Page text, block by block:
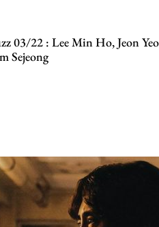
03/22 : Lee Min Ho, Jeon Yeo
Sejeong